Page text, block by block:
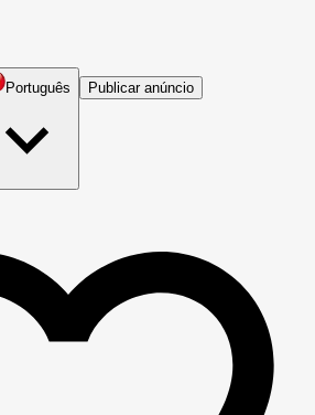
Português Publicar anúncio